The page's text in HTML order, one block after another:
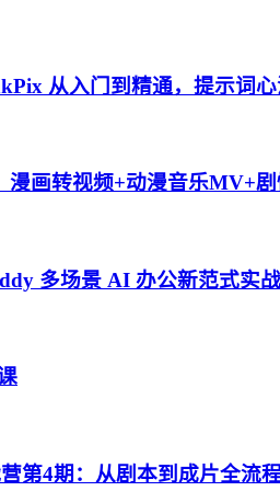
从入门到精通，提示词
漫画转视频+动漫音乐MV+
多场景 AI 办公新范式实战
第4期：从剧本到成片全流